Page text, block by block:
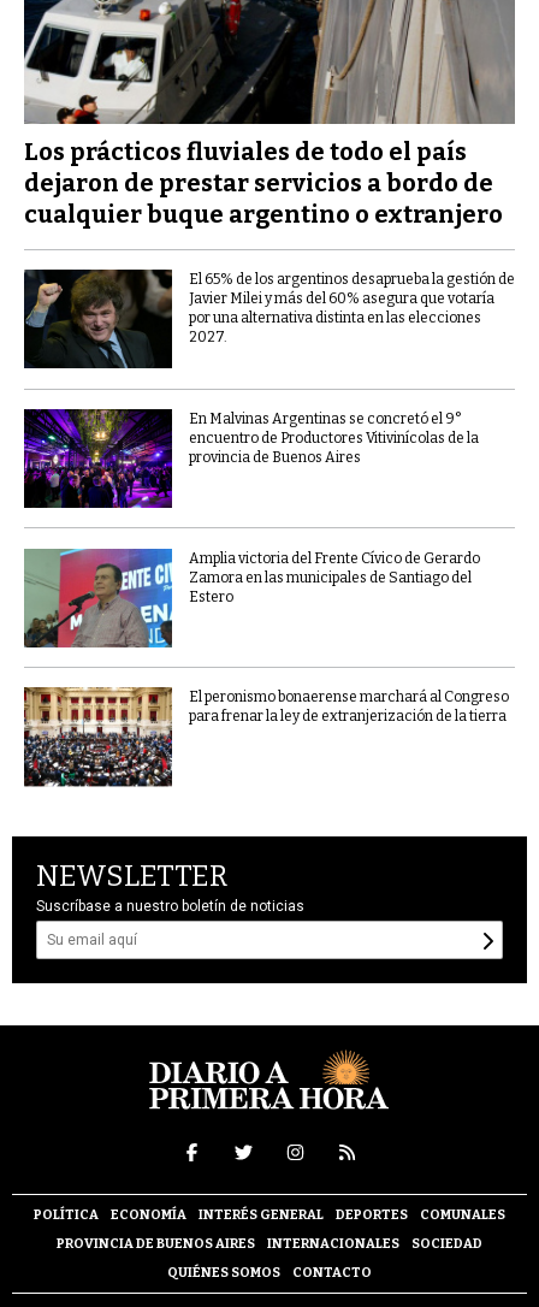
Los prácticos fluviales de todo el país
dejaron de prestar servicios a bordo de
cualquier buque argentino o extranjero
El 65% de los argentinos desaprueba la gestión de
Javier Milei y más del 60% asegura que votaría
por una alternativa distinta en las elecciones
2027.
En Malvinas Argentinas se concretó el 9°
encuentro de Productores Vitivinícolas de la
provincia de Buenos Aires
Amplia victoria del Frente Cívico de Gerardo
Zamora en las municipales de Santiago del
Estero
El peronismo bonaerense marchará al Congreso
para frenar la ley de extranjerización de la tierra
NEWSLETTER
Suscríbase a nuestro boletín de noticias
POLÍTICA ECONOMÍA INTERÉS GENERAL DEPORTES
COMUNALES
PROVINCIA DE BUENOS AIRES
INTERNACIONALES
SOCIEDAD
QUIÉNES SOMOS
CONTACTO